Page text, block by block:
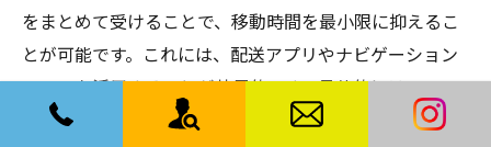
をまとめて受けることで、移動時間を最小限に抑えるこ
とが可能です。これには、配送アプリやナビゲーション
ツールを活用することが効果的です。具体的には、
GoogleマップやWazeなどの地図アプリを利用して、リ